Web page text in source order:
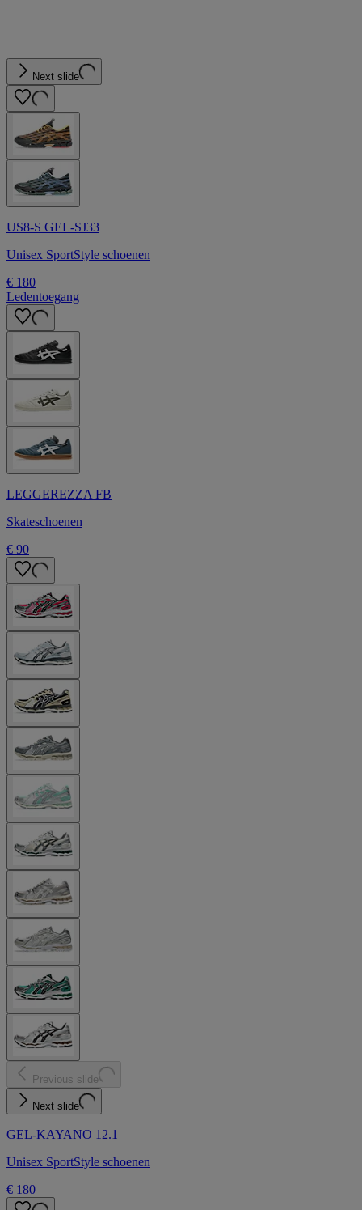
Next slide
US8-S GEL-SJ33
Unisex SportStyle schoenen
€ 180
Ledentoegang
LEGGEREZZA FB
Skateschoenen
€ 90
Previous slide
Next slide
GEL-KAYANO 12.1
Unisex SportStyle schoenen
€ 180